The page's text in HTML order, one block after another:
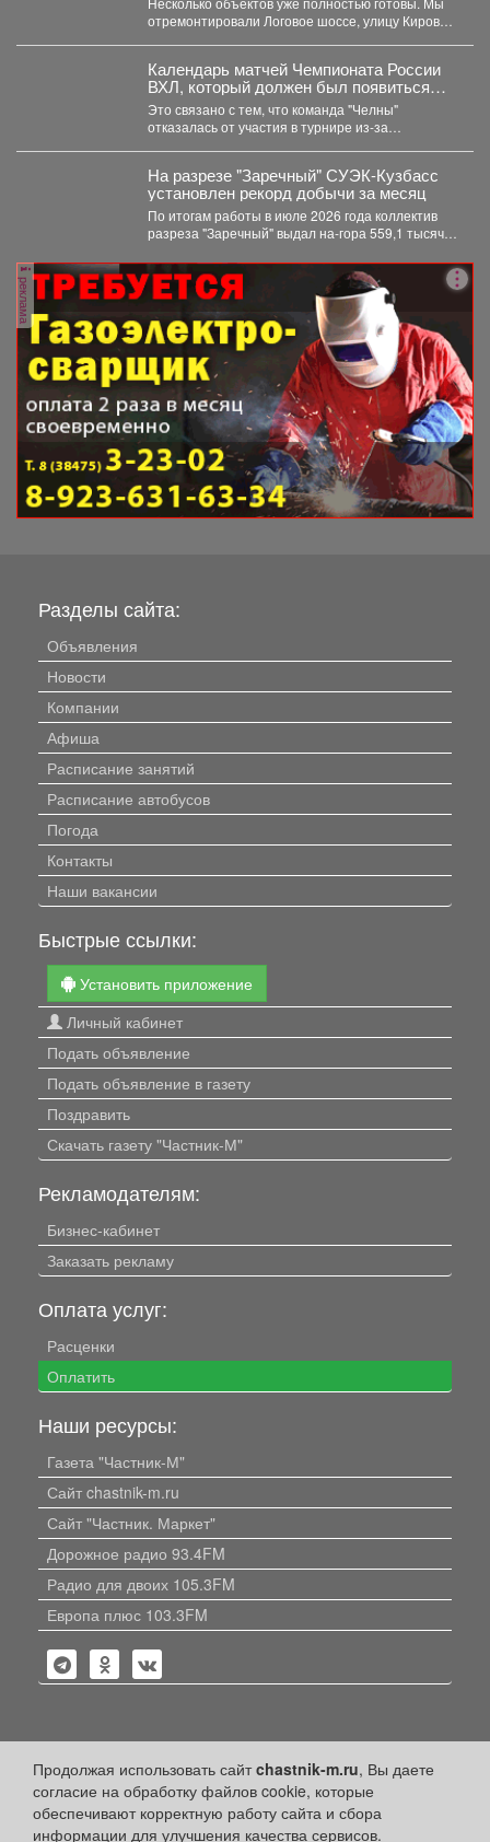
отремонтировали Логовое шоссе, улицу Кирова
Календарь матчей Чемпионата России
ВХЛ, который должен был появиться
сегодня, опубликуют позднее.
Это связано с тем, что команда "Челны"
отказалась от участия в турнире из-за
На разрезе "Заречный" СУЭК-Кузбасс
установлен рекорд добычи за месяц
По итогам работы в июле 2026 года коллектив
разреза "Заречный" выдал на-гора 559,1 тысяч
реклама
Продолжая использовать сайтchastnik-m.ru, Вы даете
согласие на обработку файлов cookie, которые
обеспечивают корректную работу сайта и сбора
информации для улучшения качества сервисов.
Разделы сайта:
Объявления
Новости
Компании
Афиша
Расписание занятий
Расписание автобусов
Погода
Контакты
Наши вакансии
Быстрые ссылки:
Установить приложение
Личный кабинет
Подать объявление
Подать объявление в газету
Поздравить
Скачать газету "Частник-М"
Рекламодателям:
Бизнес-кабинет
Заказать рекламу
Оплата услуг:
Расценки
Оплатить
Наши ресурсы:
Газета "Частник-М"
Сайт chastnik-m.ru
Сайт "Частник. Маркет"
Дорожное радио 93.4FM
Радио для двоих 105.3FM
Европа плюс 103.3FM
Политика конфиденциальности
Публикации с пометкой «Реклама», «На правах рекламы»,
«Партнёрский проект» оплачены рекламодателем.
Редакция сайта не несет ответственности за достоверность